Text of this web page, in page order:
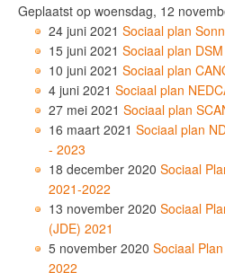
Geplaatst op woensdag, 12
24 juni 2021 Sociaal plan
15 juni 2021 Sociaal plan
10 juni 2021 Sociaal plan
4 juni 2021 Sociaal plan
27 mei 2021 Sociaal plan
16 maart 2021 Sociaal plan
- 2023
18 december 2020 Sociaal
2021-2022
13 november 2020 Sociaal
(JDE) 2021
5 november 2020 Sociaal
2022